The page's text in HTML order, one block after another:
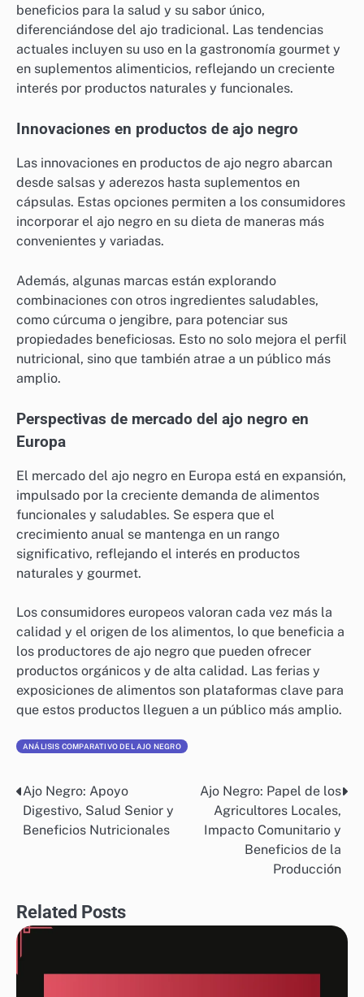
beneficios para la salud y su sabor único,
diferenciándose del ajo tradicional. Las tendencias
actuales incluyen su uso en la gastronomía gourmet y
en suplementos alimenticios, reflejando un creciente
interés por productos naturales y funcionales.
Innovaciones en productos de ajo negro
Las innovaciones en productos de ajo negro abarcan
desde salsas y aderezos hasta suplementos en
cápsulas. Estas opciones permiten a los consumidores
incorporar el ajo negro en su dieta de maneras más
convenientes y variadas.
Además, algunas marcas están explorando
combinaciones con otros ingredientes saludables,
como cúrcuma o jengibre, para potenciar sus
propiedades beneficiosas. Esto no solo mejora el perfil
nutricional, sino que también atrae a un público más
amplio.
Perspectivas de mercado del ajo negro en
Europa
El mercado del ajo negro en Europa está en expansión,
impulsado por la creciente demanda de alimentos
funcionales y saludables. Se espera que el
crecimiento anual se mantenga en un rango
significativo, reflejando el interés en productos
naturales y gourmet.
Los consumidores europeos valoran cada vez más la
calidad y el origen de los alimentos, lo que beneficia a
los productores de ajo negro que pueden ofrecer
productos orgánicos y de alta calidad. Las ferias y
exposiciones de alimentos son plataformas clave para
que estos productos lleguen a un público más amplio.
ANÁLISIS COMPARATIVO DEL AJO NEGRO
Post
navigation
Ajo Negro: Apoyo
Digestivo, Salud Senior y
Beneficios Nutricionales
Ajo Negro: Papel de los
Agricultores Locales,
Impacto Comunitario y
Beneficios de la
Producción
Related Posts